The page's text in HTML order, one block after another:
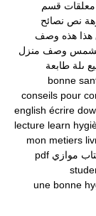
معلقات قسم
نص نصائح
هذا هذه وصف
وصف منزل
ىلة طابعة
bonne
conseils pour
écrire
english
learn
lecture
metiers
mon
pdf
une bonne